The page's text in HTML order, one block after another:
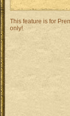
This feature is for
only!